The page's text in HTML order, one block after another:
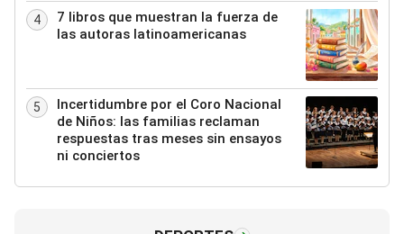
4
7 libros que muestran la fuerza de
las autoras latinoamericanas
5
Incertidumbre por el Coro Nacional
de Niños: las familias reclaman
respuestas tras meses sin ensayos
ni conciertos